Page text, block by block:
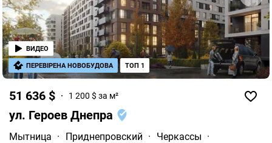
51 636 $ 1 200 $ за м²
ул. Героев Днепра
Мытница · Приднепровский · Черкассы ·
ВИДЕО
ПЕРЕВІРЕНА НОВОБУДОВА ТОП 1